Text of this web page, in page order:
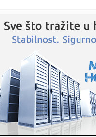
16:22: Janaf i MOL
godinu
16:22:
Trabzonom
16:22:Probajte pravilo 3-
16:22:Djevojčicu (7)
16:22:PU Banjaluka u